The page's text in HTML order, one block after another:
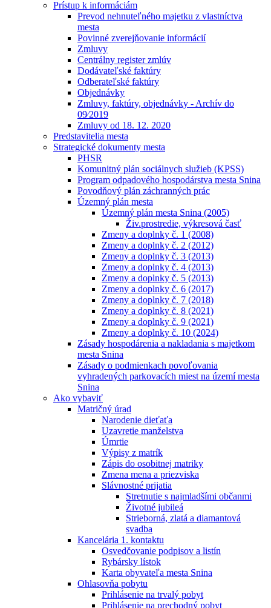
Prístup k informáciám
Prevod nehnuteľného majetku z vlastníctva
mesta
Povinné zverejňovanie informácií
Zmluvy
Centrálny register zmlúv
Dodávateľské faktúry
Odberateľské faktúry
Objednávky
Zmluvy, faktúry, objednávky - Archív do
09⁄2019
Zmluvy od 18. 12. 2020
Predstavitelia mesta
Strategické dokumenty mesta
PHSR
Komunitný plán sociálnych služieb (KPSS)
Program odpadového hospodárstva mesta Snina
Povodňový plán záchranných prác
Územný plán mesta
Územný plán mesta Snina (2005)
Živ.prostredie, výkresová časť
Zmeny a doplnky č. 1 (2008)
Zmeny a doplnky č. 2 (2012)
Zmeny a doplnky č. 3 (2013)
Zmeny a doplnky č. 4 (2013)
Zmeny a doplnky č. 5 (2013)
Zmeny a doplnky č. 6 (2017)
Zmeny a doplnky č. 7 (2018)
Zmeny a doplnky č. 8 (2021)
Zmeny a doplnky č. 9 (2021)
Zmeny a doplnky č. 10 (2024)
Zásady hospodárenia a nakladania s majetkom
mesta Snina
Zásady o podmienkach povoľovania
vyhradených parkovacích miest na území mesta
Snina
Ako vybaviť
Matričný úrad
Narodenie dieťaťa
Uzavretie manželstva
Úmrtie
Výpisy z matrík
Zápis do osobitnej matriky
Zmena mena a priezviska
Slávnostné prijatia
Stretnutie s najmladšími občanmi
Životné jubileá
Strieborná, zlatá a diamantová
svadba
Kancelária 1. kontaktu
Osvedčovanie podpisov a listín
Rybársky lístok
Karta obyvateľa mesta Snina
Ohlasovňa pobytu
Prihlásenie na trvalý pobyt
Prihlásenie na prechodný pobyt